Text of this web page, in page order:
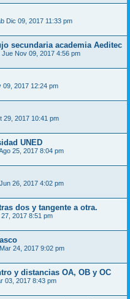
Dic 09, 2017 11:33 pm
secundaria academia Aeditec
Jue Nov 09, 2017 4:56 pm
09, 2017 12:24 pm
29, 2017 10:41 pm
UNED
25, 2017 8:04 pm
26, 2017 4:02 pm
dos y tangente a otra.
2017 8:51 pm
24, 2017 9:02 pm
y distancias OA, OB y OC
03, 2017 8:43 pm